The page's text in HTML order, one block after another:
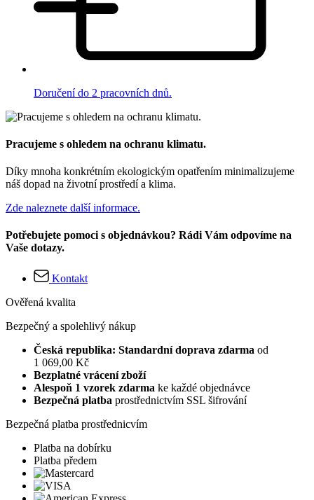
Doručení do 2 pracovních dnů.
Pracujeme s ohledem na ochranu klimatu.
Díky mnoha konkrétním ekologickým opatřením minimalizujeme
náš dopad na životní prostředí a klima.
Zde naleznete další informace.
Potřebujete pomoci s objednávkou? Rádi Vám odpovíme na
Vaše dotazy.
Kontakt
Ověřená kvalita
Bezpečný a spolehlivý nákup
Česká republika: Standardní doprava zdarma od
1 069,00 Kč
Bezplatné vrácení zboží
Alespoň 1 vzorek zdarma ke každé objednávce
Bezpečná platba prostřednictvím SSL šifrování
Bezpečná platba prostřednicvím
Platba na dobírku
Platba předem